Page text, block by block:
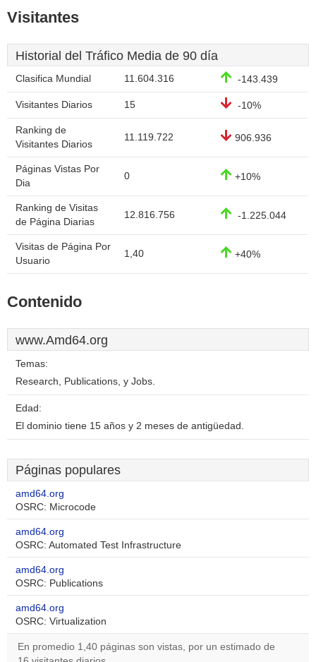
Visitantes
Historial del Tráfico Media de 90 día
Clasifica Mundial 11.604.316 -143.439
Visitantes Diarios 15 -10%
Ranking de
Visitantes Diarios
11.119.722 906.936
Páginas Vistas Por
Dia
0 +10%
Ranking de Visitas
de Página Diarias
12.816.756 -1.225.044
Visitas de Página Por
Usuario
1,40 +40%
Contenido
www.Amd64.org
Temas:
Research, Publications, y Jobs.
Edad:
El dominio tiene 15 años y 2 meses de antigüedad.
Páginas populares
amd64.org
OSRC: Microcode
amd64.org
OSRC: Automated Test Infrastructure
amd64.org
OSRC: Publications
amd64.org
OSRC: Virtualization
En promedio 1,40 páginas son vistas, por un estimado de